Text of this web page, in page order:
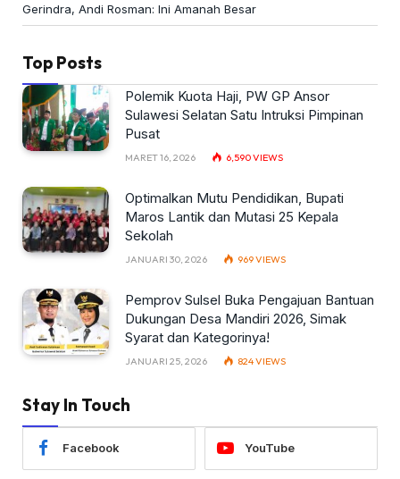
Gerindra, Andi Rosman: Ini Amanah Besar
Top Posts
Polemik Kuota Haji, PW GP Ansor
Sulawesi Selatan Satu Intruksi Pimpinan
Pusat
MARET 16, 2026 6,590VIEWS
Optimalkan Mutu Pendidikan, Bupati
Maros Lantik dan Mutasi 25 Kepala
Sekolah
JANUARI 30, 2026 969VIEWS
Pemprov Sulsel Buka Pengajuan Bantuan
Dukungan Desa Mandiri 2026, Simak
Syarat dan Kategorinya!
JANUARI 25, 2026 824VIEWS
Stay In Touch
Facebook YouTube